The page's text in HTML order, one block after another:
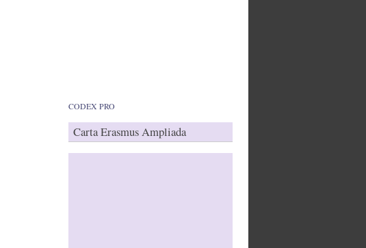
CODEX PRO
Carta Erasmus Ampliada